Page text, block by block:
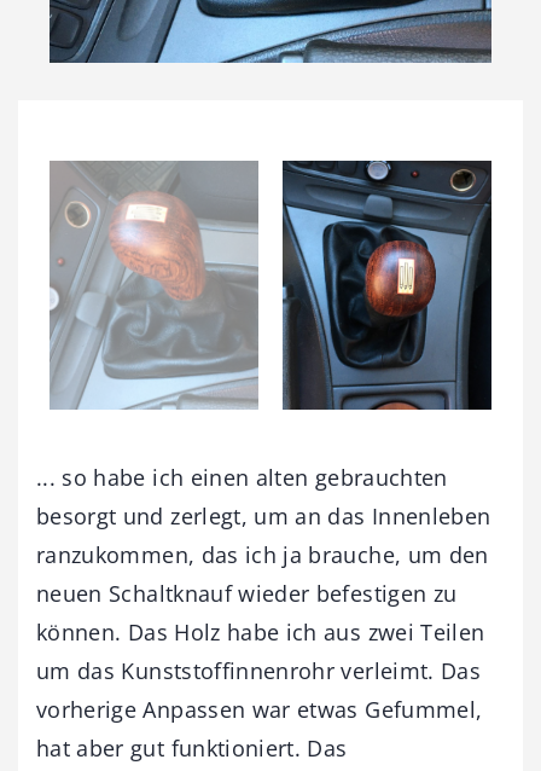
... so habe ich einen alten gebrauchten
besorgt und zerlegt, um an das Innenleben
ranzukommen, das ich ja brauche, um den
neuen Schaltknauf wieder befestigen zu
können. Das Holz habe ich aus zwei Teilen
um das Kunststoffinnenrohr verleimt. Das
vorherige Anpassen war etwas Gefummel,
hat aber gut funktioniert. Das